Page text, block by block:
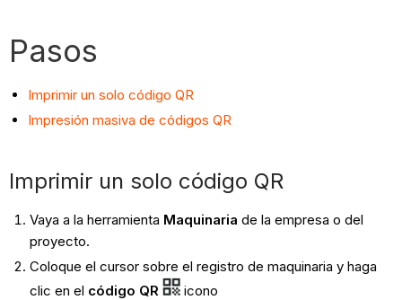
Pasos
Imprimir un solo código QR
Impresión masiva de códigos QR
Imprimir un solo código QR
Vaya a la herramienta Maquinaria de la empresa o del
proyecto.
Coloque el cursor sobre el registro de maquinaria y haga
clic en el código QR
icono